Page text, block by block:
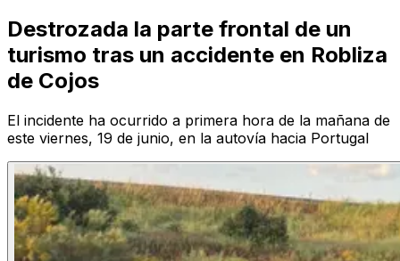
Destrozada la parte frontal de un
turismo tras un accidente en Robliza
de Cojos
El incidente ha ocurrido a primera hora de la mañana de
este viernes, 19 de junio, en la autovía hacia Portugal